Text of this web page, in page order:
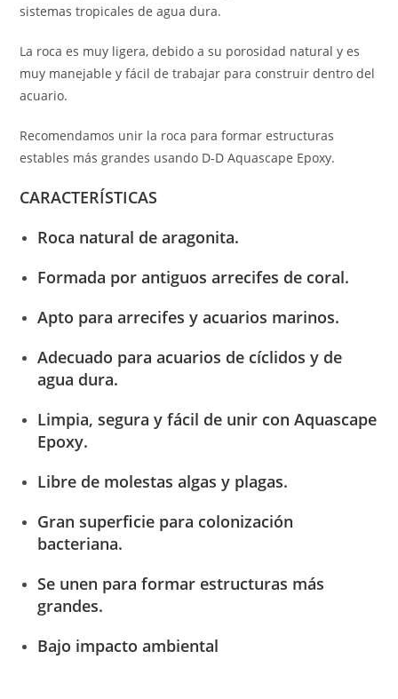
sistemas tropicales de agua dura.
La roca es muy ligera, debido a su porosidad natural y es
muy manejable y fácil de trabajar para construir dentro del
acuario.
Recomendamos unir la roca para formar estructuras
estables más grandes usando D-D Aquascape Epoxy.
CARACTERÍSTICAS
Roca natural de aragonita.
Formada por antiguos arrecifes de coral.
Apto para arrecifes y acuarios marinos.
Adecuado para acuarios de cíclidos y de
agua dura.
Limpia, segura y fácil de unir con Aquascape
Epoxy.
Libre de molestas algas y plagas.
Gran superficie para colonización
bacteriana.
Se unen para formar estructuras más
grandes.
Bajo impacto ambiental